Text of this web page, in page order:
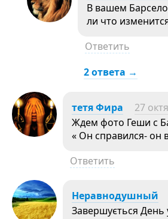
В вашем
ли что
Ответить
2 ответа →
тетя Фира 27
Ждем фото Геши с
« Он справился- он
Ответить
Неравнодушный
Завершується День